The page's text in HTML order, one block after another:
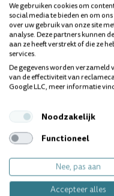
-
GUM®
- Biedt
-
-
-
We gebruiken cookies om
social media te bieden en om
over uw gebruik van onze site
analyse. Deze partners kunnen
aan ze heeft verstrekt of die ze
services.
De gegevens worden verzameld
van de effectiviteit van
Google LLC, meer informatie
Noodzakelijk
Functioneel
Nee, pas aan
Accepteer alles